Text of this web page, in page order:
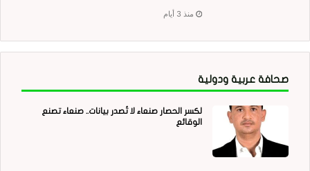
منذ 3 أيام
صحافة عربية ودولية
لكسر الحصار صنعاء لا تُصدر بيانات.. صنعاء تصنع
الوقائع